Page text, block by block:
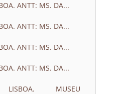
ANTT: MS. DA...
ANTT: MS. DA...
ANTT: MS. DA...
ANTT: MS. DA...
MUSEU